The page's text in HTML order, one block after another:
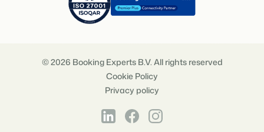
© 2026 Booking Experts B.V. All rights reserved
Cookie Policy
Privacy policy